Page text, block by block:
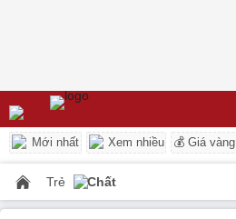
Mới nhất Xem nhiều 💰 Giá vàng
Trẻ Chất